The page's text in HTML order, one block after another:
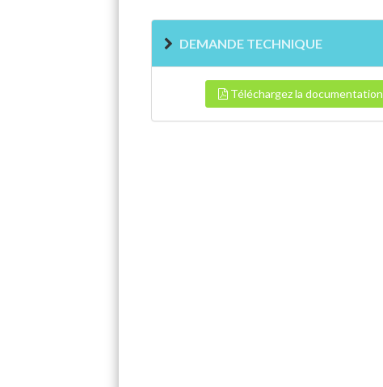
DEMANDE TECHNIQUE
Téléchargez la documentation